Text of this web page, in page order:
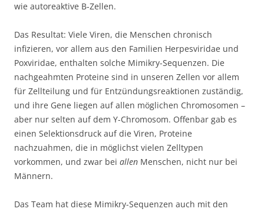
wie autoreaktive B-Zellen.
Das Resultat: Viele Viren, die Menschen chronisch
infizieren, vor allem aus den Familien Herpesviridae und
Poxviridae, enthalten solche Mimikry-Sequenzen. Die
nachgeahmten Proteine sind in unseren Zellen vor allem
für Zellteilung und für Entzündungsreaktionen zuständig,
und ihre Gene liegen auf allen möglichen Chromosomen –
aber nur selten auf dem Y-Chromosom. Offenbar gab es
einen Selektionsdruck auf die Viren, Proteine
nachzuahmen, die in möglichst vielen Zelltypen
vorkommen, und zwar bei allen Menschen, nicht nur bei
Männern.
Das Team hat diese Mimikry-Sequenzen auch mit den